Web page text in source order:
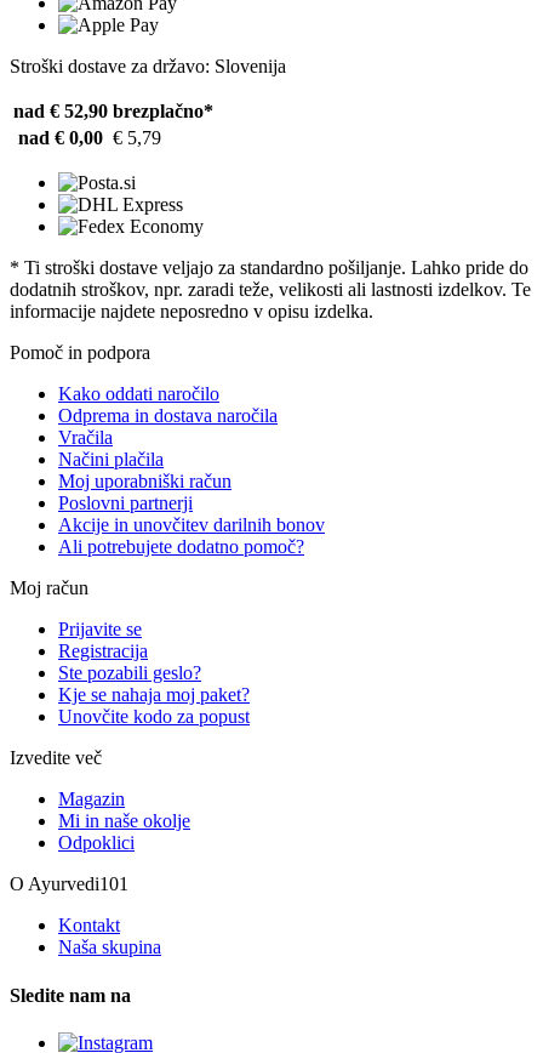
Stroški dostave za državo: Slovenija
nad € 52,90 brezplačno*
nad € 0,00 € 5,79
* Ti stroški dostave veljajo za standardno pošiljanje. Lahko pride do
dodatnih stroškov, npr. zaradi teže, velikosti ali lastnosti izdelkov. Te
informacije najdete neposredno v opisu izdelka.
Pomoč in podpora
Kako oddati naročilo
Odprema in dostava naročila
Vračila
Načini plačila
Moj uporabniški račun
Poslovni partnerji
Akcije in unovčitev darilnih bonov
Ali potrebujete dodatno pomoč?
Moj račun
Prijavite se
Registracija
Ste pozabili geslo?
Kje se nahaja moj paket?
Unovčite kodo za popust
Izvedite več
Magazin
Mi in naše okolje
Odpoklici
O Ayurvedi101
Kontakt
Naša skupina
Sledite nam na